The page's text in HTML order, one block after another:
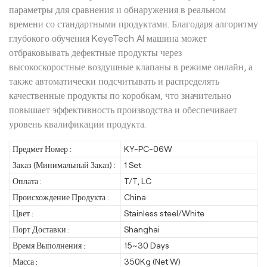
параметры для сравнения и обнаружения в реальном
времени со стандартными продуктами. Благодаря алгоритму
глубокого обучения KeyeTech AI машина может
отбраковывать дефектные продукты через
высокоскоростные воздушные клапаны в режиме онлайн, а
также автоматически подсчитывать и распределять
качественные продукты по коробкам, что значительно
повышает эффективность производства и обеспечивает
уровень квалификации продукта.
Предмет Номер :
KY-PC-06W
Заказ (Минимальный Заказ) :
1 Set
Оплата :
T/T, LC
Происхождение Продукта :
China
Цвет :
Stainless steel/White
Порт Доставки :
Shanghai
Время Выполнения :
15~30 Days
Масса :
350Kg (Net W)